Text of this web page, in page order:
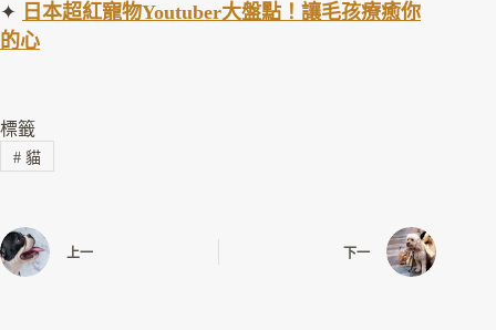
✦ 日本超紅寵物Youtuber大盤點！讓毛孩療癒你
的心
標籤
#貓
上一 下一